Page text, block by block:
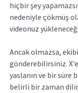
hiçbir şey
nedeniyle çökmüş
videonuz
Ancak olmazsa,
gönderebilirsiniz.
yaslanın ve bir süre
belirli bir zaman